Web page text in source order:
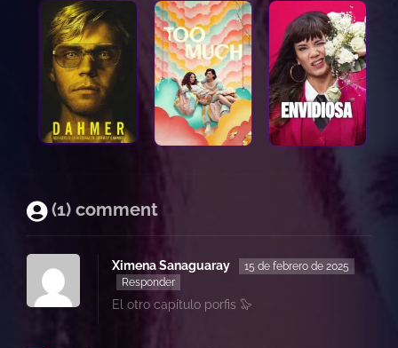
(1) comment
Ximena Sanaguaray
15 de febrero de 2025
Responder
El otro capítulo porfis 🦭